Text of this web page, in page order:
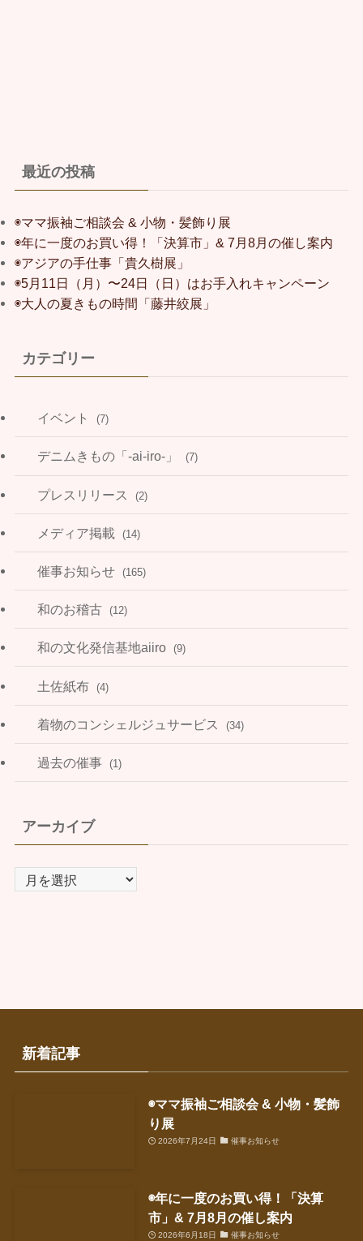
最近の投稿
◉ママ振袖ご相談会 & 小物・髪飾り展
◉年に一度のお買い得！「決算市」& 7月8月の催し案内
◉アジアの手仕事「貴久樹展」
◉5月11日（月）〜24日（日）はお手入れキャンペーン
◉大人の夏きもの時間「藤井絞展」
カテゴリー
イベント (7)
デニムきもの「-ai-iro-」 (7)
プレスリリース (2)
メディア掲載 (14)
催事お知らせ (165)
和のお稽古 (12)
和の文化発信基地aiiro (9)
土佐紙布 (4)
着物のコンシェルジュサービス (34)
過去の催事 (1)
アーカイブ
ー
新着記事
◉ママ振袖ご相談会 & 小物・髪飾
り展
2026年7月24日 催事お知らせ
◉年に一度のお買い得！「決算
市」& 7月8月の催し案内
2026年6月18日 催事お知らせ